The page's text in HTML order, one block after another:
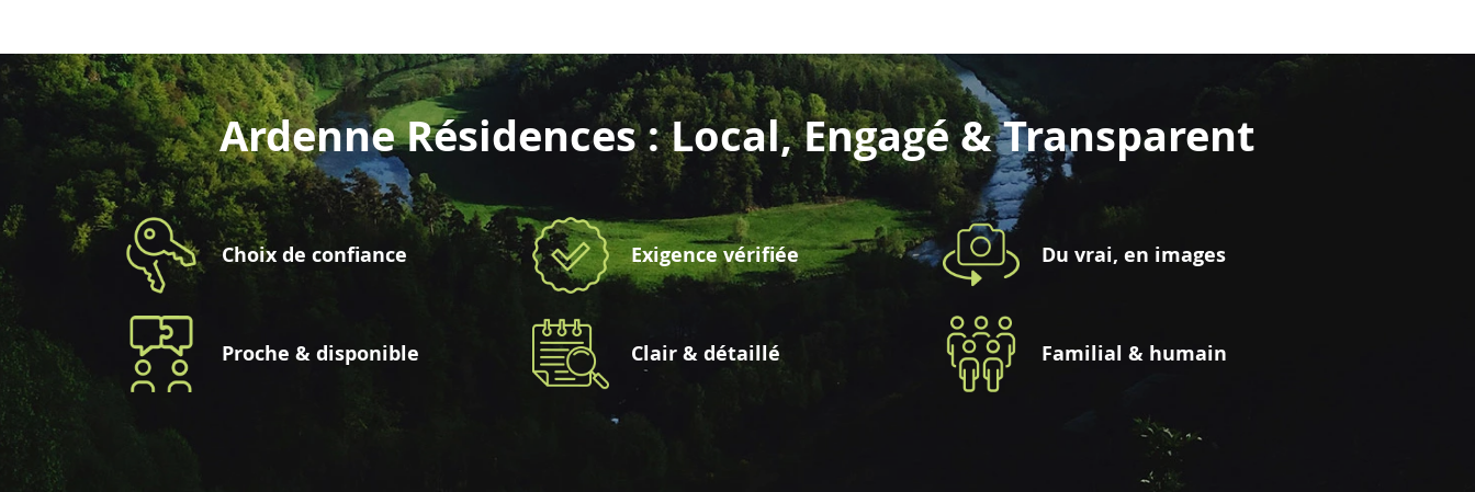
Ardenne Résidences : Local, Engagé & Transparent
Choix de confiance Exigence vérifiée Du vrai, en images
Proche & disponible Clair & détaillé Familial & humain